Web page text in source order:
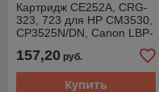
Картридж CE252A, CRG-
323, 723 для HP CM3530,
CP3525N/DN, Canon LBP-
желтый с чипом (SPI)
157,20 руб.
Купить